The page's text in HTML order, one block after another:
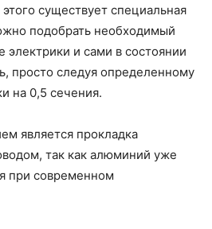
существует специальная
подобрать необходимый
и сами в состоянии
просто следуя определенному
на 0,5 сечения.
является прокладка
так как алюминий уже
при современном